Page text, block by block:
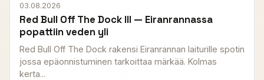
03.08.2026
Red Bull Off The Dock III — Eiranrannassa
popattiin veden yli
Red Bull Off The Dock rakensi Eiranrannan laiturille spotin
jossa epäonnistuminen tarkoittaa märkää. Kolmas
kerta...